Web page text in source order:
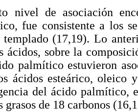
nivel de asociación
fue consistente a los
(17,19). Lo
ácidos, sobre la
palmítico estuvieron
ácidos esteárico, oleico
del ácido palmítico,
grasos de 18 carbonos